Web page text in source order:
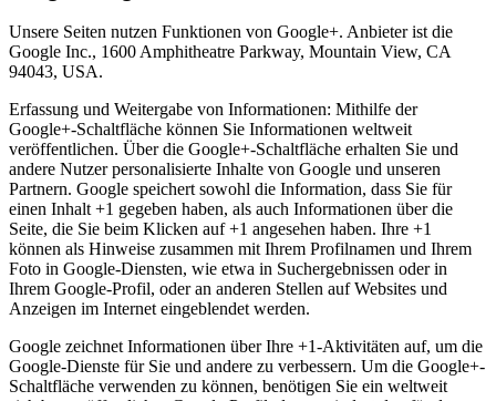
Unsere Seiten nutzen Funktionen von Google+. Anbieter ist die
Google Inc., 1600 Amphitheatre Parkway, Mountain View, CA
94043, USA.
Erfassung und Weitergabe von Informationen: Mithilfe der
Google+-Schaltfläche können Sie Informationen weltweit
veröffentlichen. Über die Google+-Schaltfläche erhalten Sie und
andere Nutzer personalisierte Inhalte von Google und unseren
Partnern. Google speichert sowohl die Information, dass Sie für
einen Inhalt +1 gegeben haben, als auch Informationen über die
Seite, die Sie beim Klicken auf +1 angesehen haben. Ihre +1
können als Hinweise zusammen mit Ihrem Profilnamen und Ihrem
Foto in Google-Diensten, wie etwa in Suchergebnissen oder in
Ihrem Google-Profil, oder an anderen Stellen auf Websites und
Anzeigen im Internet eingeblendet werden.
Google zeichnet Informationen über Ihre +1-Aktivitäten auf, um die
Google-Dienste für Sie und andere zu verbessern. Um die Google+-
Schaltfläche verwenden zu können, benötigen Sie ein weltweit